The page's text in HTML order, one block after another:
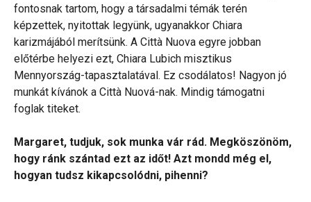
fontosnak tartom, hogy a társadalmi témák terén
képzettek, nyitottak legyünk, ugyanakkor Chiara
karizmájából merítsünk. A Città Nuova egyre jobban
előtérbe helyezi ezt, Chiara Lubich misztikus
Mennyország-tapasztalatával. Ez csodálatos! Nagyon jó
munkát kívánok a Città Nuová-nak. Mindig támogatni
foglak titeket.
Margaret, tudjuk, sok munka vár rád. Megköszönöm,
hogy ránk szántad ezt az időt! Azt mondd még el,
hogyan tudsz kikapcsolódni, pihenni?